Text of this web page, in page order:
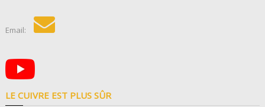
Email:
LE CUIVRE EST PLUS SÛR